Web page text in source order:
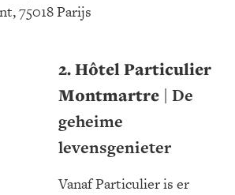
75018 Parijs
2. Hôtel Particulier
Montmartre | De
geheime
levensgenieter
Vanaf Particulier is er